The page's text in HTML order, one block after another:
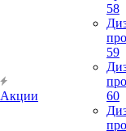
Акции
58
59
60